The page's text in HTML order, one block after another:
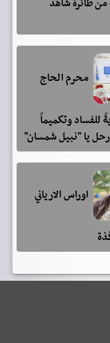
محرم الحاج
للفساد وتكميماً
يا "نبيل شمسان"
اوراس الارياني